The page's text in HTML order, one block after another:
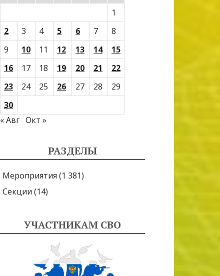
1
2
3 4 5 6 7
8
9
10 11 12 13 14
15
16
17 18 19 20 21
22
23
24 25 26 27 28
29
30
« Авг Окт »
РАЗДЕЛЫ
Мероприятия (1 381)
Секции (14)
УЧАСТНИКАМ СВО